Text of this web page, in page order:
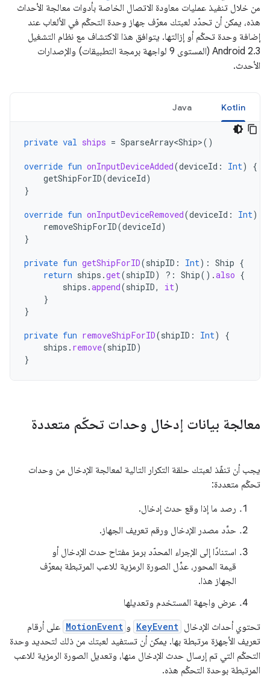
من خلال تنفيذ عمليات معاودة الاتصال الخاصة بأدوات معالجة الأحداث
هذه، يمكن أن تحدّد لعبتك معرّف جهاز وحدة التحكّم في الألعاب عند
إضافة وحدة تحكّم أو إزالتها. يتوافق هذا الاكتشاف مع نظام التشغيل
Android 2.3 (المستوى 9 لواجهة برمجة التطبيقات) والإصدارات
الأحدث.
Kotlin
Java
private val ships = SparseArray<Ship>()
override fun onInputDeviceAdded(deviceId : Int)
{
getShipForID(deviceId)
}
override fun onInputDeviceRemoved(deviceId : Int)
removeShipForID(deviceId)
}
private fun getShipForID(shipID : Int): Ship {
return ships .get(shipID) ?: Ship().also {
ships .append(shipID, it)
}
}
private fun removeShipForID(shipID : Int)
{
ships . remove(shipID)
}
معالجة بيانات إدخال وحدات تحكّم متعددة
يجب أن تنفّذ لعبتك حلقة التكرار التالية لمعالجة الإدخال من وحدات
تحكّم متعددة:
رصد ما إذا وقع حدث إدخال.
حدِّد مصدر الإدخال ورقم تعريف الجهاز.
استنادًا إلى الإجراء المحدّد برمز مفتاح حدث الإدخال أو
قيمة المحور، عدِّل الصورة الرمزية للاعب المرتبطة بمعرّف
الجهاز هذا.
عرض واجهة المستخدم وتعديلها
تحتوي أحداث الإدخال KeyEvent و MotionEvent على أرقام
تعريف الأجهزة مرتبطة بها. يمكن أن تستفيد لعبتك من ذلك لتحديد وحدة
التحكّم التي تم إرسال حدث الإدخال منها، وتعديل الصورة الرمزية للاعب
المرتبطة بوحدة التحكّم هذه.